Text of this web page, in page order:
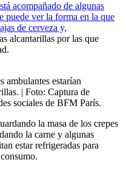
acompañado de algunas
puede ver la forma en la que
de cerveza y,
alcantarillas por las que
ambulantes estarían
| Foto: Captura de
sociales de BFM París.
la masa de los crepes
la carne y algunas
estar refrigeradas para